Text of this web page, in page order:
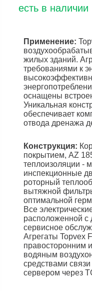
есть в наличии
Применение:
жилых зданий.
требованиями к
оснащены
Уникальная
обеспечивает
отвода дренажа
Конструкция:
покрытием, AZ
теплоизоляции -
инспекционные
роторный
вытяжной
оптимальной
Все
расположенной с
сервисное
Агрегаты Topvex
правосторонним
водяным
средствами
сервером через